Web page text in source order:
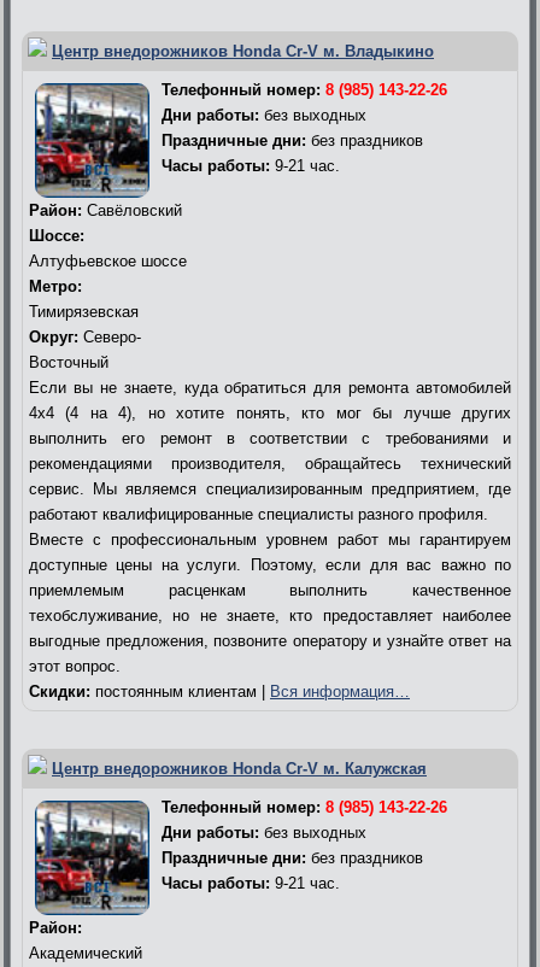
Центр внедорожников Honda Cr-V м. Владыкино
Телефонный номер: 8 (985) 143-22-26
Дни работы: без выходных
Праздничные дни: без праздников
Часы работы: 9-21 час.
Район: Савёловский
Шоссе:
Алтуфьевское шоссе
Метро:
Тимирязевская
Округ: Северо-
Восточный
Если вы не знаете, куда обратиться для ремонта автомобилей
4х4 (4 на 4), но хотите понять, кто мог бы лучше других
выполнить его ремонт в соответствии с требованиями и
рекомендациями производителя, обращайтесь технический
сервис. Мы являемся специализированным предприятием, где
работают квалифицированные специалисты разного профиля.
Вместе с профессиональным уровнем работ мы гарантируем
доступные цены на услуги. Поэтому, если для вас важно по
приемлемым расценкам выполнить качественное
техобслуживание, но не знаете, кто предоставляет наиболее
выгодные предложения, позвоните оператору и узнайте ответ на
этот вопрос.
Скидки: постоянным клиентам | Вся информация…
Центр внедорожников Honda Cr-V м. Калужская
Телефонный номер: 8 (985) 143-22-26
Дни работы: без выходных
Праздничные дни: без праздников
Часы работы: 9-21 час.
Район:
Академический